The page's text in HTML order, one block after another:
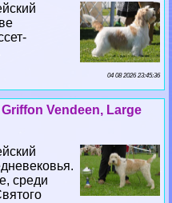
04 08 2026 23:45:36
Vendeen, Large
среди